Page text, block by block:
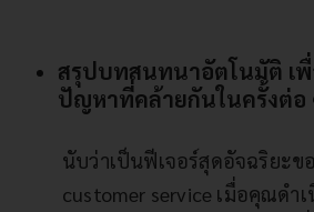
สรุปบทสนทนาอัตโนมัติ เ
ปัญหาที่คล้ายกันในครั้งต่อ
นับว่าเป็นฟีเจอร์สุดอัจฉริยะข
customer service เมื่อคุณดำ